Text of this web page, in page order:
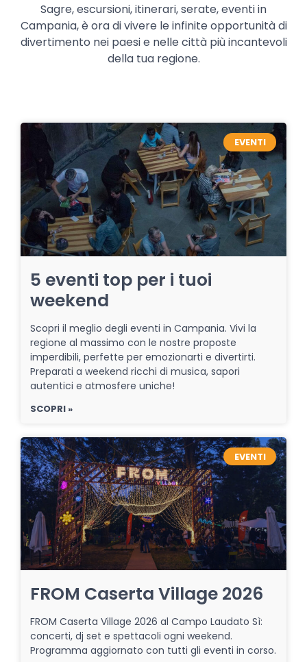
Sagre, escursioni, itinerari, serate, eventi in
Campania, è ora di vivere le infinite opportunità di
divertimento nei paesi e nelle città più incantevoli
della tua regione.
EVENTI
5 eventi top per i tuoi
weekend
Scopri il meglio degli eventi in Campania. Vivi la
regione al massimo con le nostre proposte
imperdibili, perfette per emozionarti e divertirti.
Preparati a weekend ricchi di musica, sapori
autentici e atmosfere uniche!
SCOPRI »
EVENTI
FROM Caserta Village 2026
FROM Caserta Village 2026 al Campo Laudato Sì:
concerti, dj set e spettacoli ogni weekend.
Programma aggiornato con tutti gli eventi in corso.